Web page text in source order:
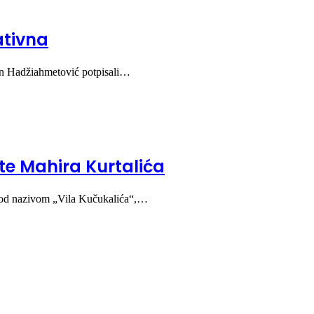
Hadžiahmetović potpisali…
Mahira Kurtalića
nazivom „Vila Kučukalića“,…